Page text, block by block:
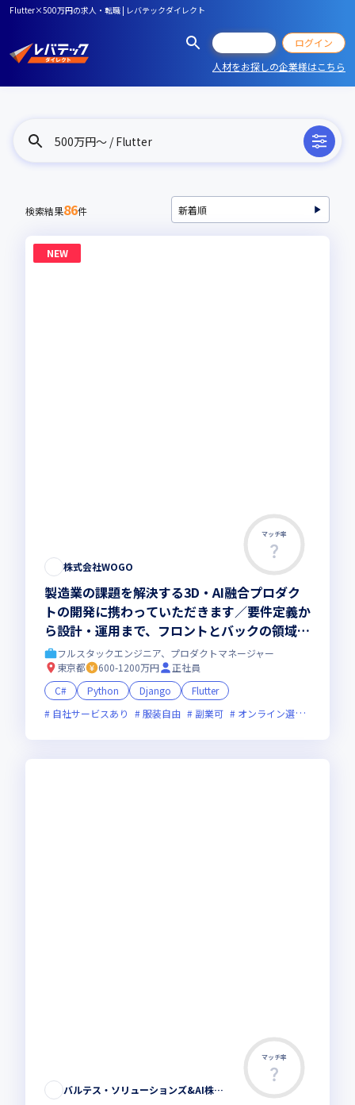
Flutter×500万円の求人・転職 | レバテックダイレクト
ログイン
人材をお探しの企業様はこちら
500万円〜 / Flutter
検索結果86件
NEW
マッチ率
株式会社WOGO
製造業の課題を解決する3D・AI融合プロダク
トの開発に携わっていただきます／要件定義か
ら設計・運用まで、フロントとバックの領域を
越えたフルスタックな開発に挑めます
フルスタックエンジニア、プロダクトマネージャー
東京都
600-1200万円
正社員
C#
Python Django
Flutter
自社サービスあり
服装自由 副業可 オンライン選考可
マッチ率
バルテス・ソリューションズ&AI株式会社